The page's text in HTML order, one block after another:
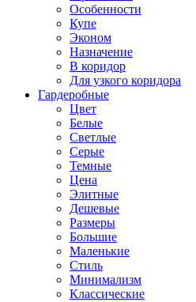
Особенности
Купе
Эконом
Назначение
В коридор
Для узкого коридора
Гардеробные
Цвет
Белые
Светлые
Серые
Темные
Цена
Элитные
Дешевые
Размеры
Большие
Маленькие
Стиль
Минимализм
Классические